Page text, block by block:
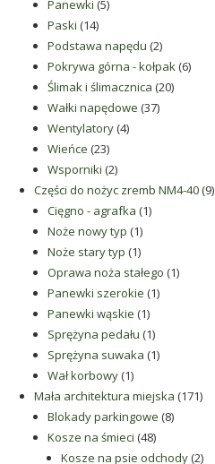
Panewki 55
Paski 1414
produktów
Podstawa napędu 22
produkty
Pokrywa górna - kołpak 66
Ślimak i ślimacznica 2020
Wałki napędowe 3737
Wentylatory 44
Wieńce 2323
produkty
Wsporniki 22
produkty
Części do nożyc zremb NM4-40 99
Cięgno - agrafka 11
Noże nowy typ 11
produkt
Noże stary typ 11
produkt
Oprawa noża stałego 11
Panewki szerokie 11
Panewki wąskie 11
produkt
Sprężyna pedału 11
produkt
Sprężyna suwaka 11
Wał korbowy 11
produkt
Mała architektura miejska 171171
Blokady parkingowe 88
Kosze na śmieci 4848
produktów
Kosze na psie odchody 22